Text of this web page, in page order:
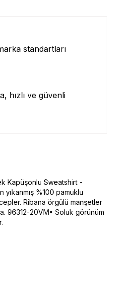
standartları
hızlı ve güvenli
Kapüşonlu Sweatshirt -
%100 pamuklu
cepler. Ribana örgülü manşetler
96312-20VM• Soluk görünüm